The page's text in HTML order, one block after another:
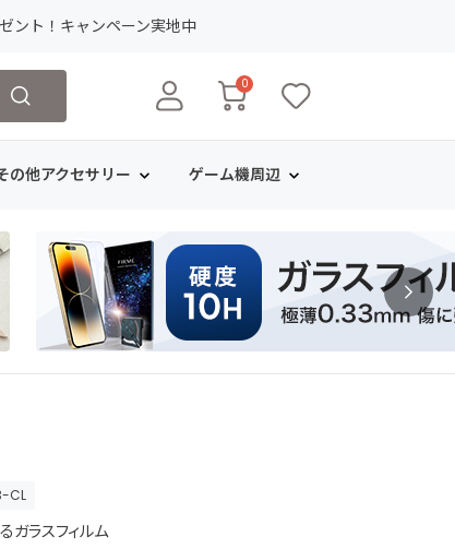
ント！キャンペーン実地中
0
の他アクセサリー ゲーム機周辺
CL
ラスフィルム